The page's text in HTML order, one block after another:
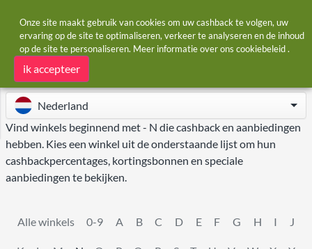
Startpagina Winkels N
Winkels - N
Nederland
Vind winkels beginnend met - N die cashback en aanbiedingen
hebben. Kies een winkel uit de onderstaande lijst om hun
cashbackpercentages, kortingsbonnen en speciale
aanbiedingen te bekijken.
Alle winkels 0-9 A B C D E F G H I J
Onze site maakt gebruik van cookies om uw cashback te volgen, uw
ervaring op de site te optimaliseren, verkeer te analyseren en de inhoud
op de site te personaliseren. Meer informatie over ons cookiebeleid.
ik accepteer